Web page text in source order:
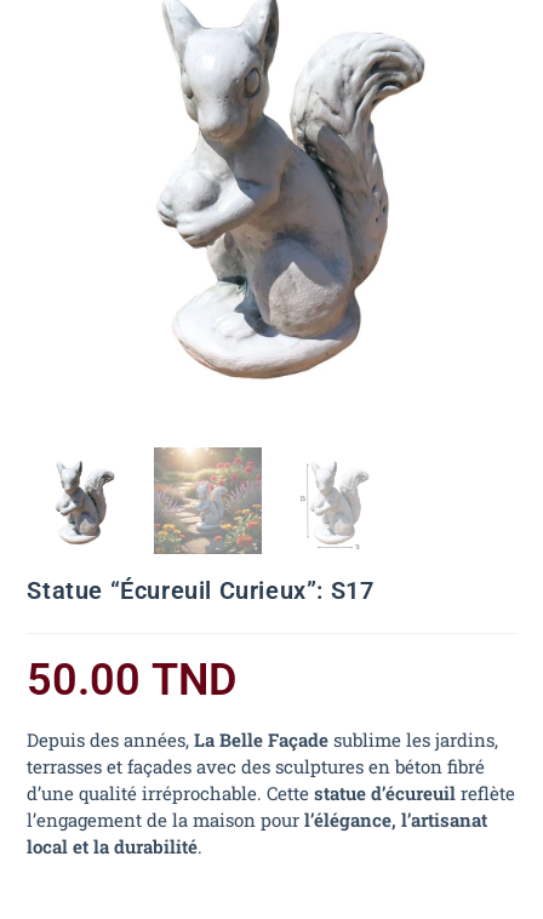
Statue “Écureuil Curieux”: S17
50.00TND
Depuis des années,La Belle Façade sublime les jardins,
terrasses et façades avec des sculptures en béton fibré
d’une qualité irréprochable. Cettestatue d’écureuil reflète
l’engagement de la maison pourl’élégance, l’artisanat
local et la durabilité.